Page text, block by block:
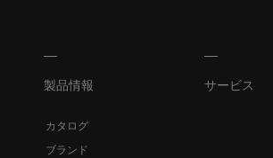
製品情報
カタログ
ブランド
サービス